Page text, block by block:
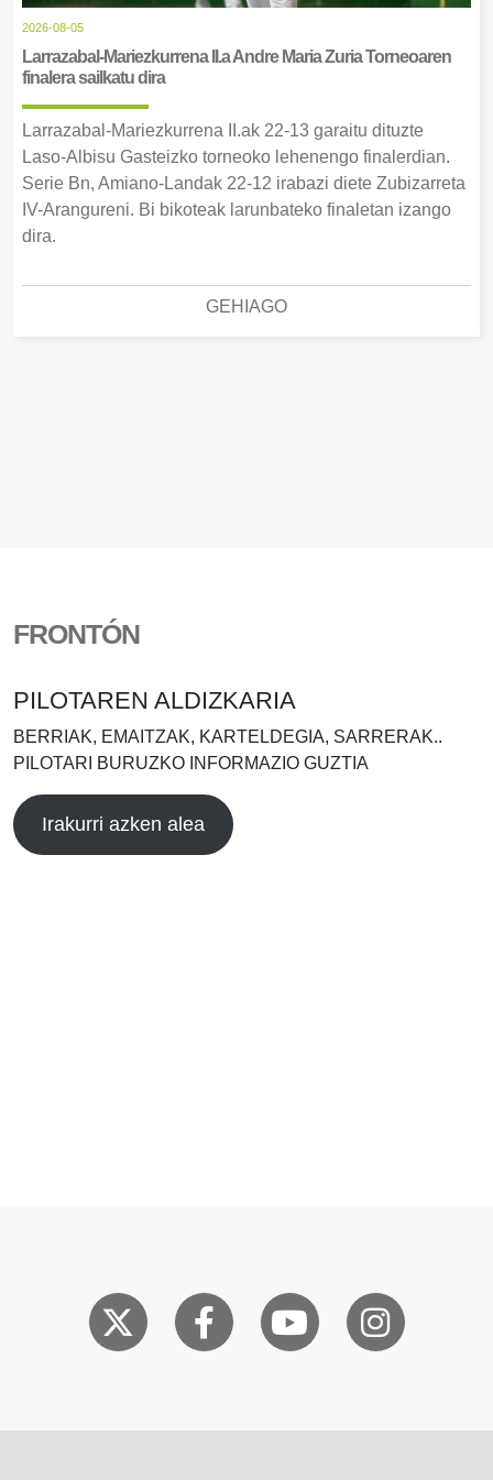
2026-08-05
Larrazabal-Mariezkurrena II.a Andre Maria Zuria Torneoaren
finalera sailkatu dira
Larrazabal-Mariezkurrena II.ak 22-13 garaitu dituzte
Laso-Albisu Gasteizko torneoko lehenengo finalerdian.
Serie Bn, Amiano-Landak 22-12 irabazi diete Zubizarreta
IV-Arangureni. Bi bikoteak larunbateko finaletan izango
dira.
GEHIAGO
FRONTÓN
PILOTAREN ALDIZKARIA
BERRIAK, EMAITZAK, KARTELDEGIA, SARRERAK..
PILOTARI BURUZKO INFORMAZIO GUZTIA
Irakurri azken alea